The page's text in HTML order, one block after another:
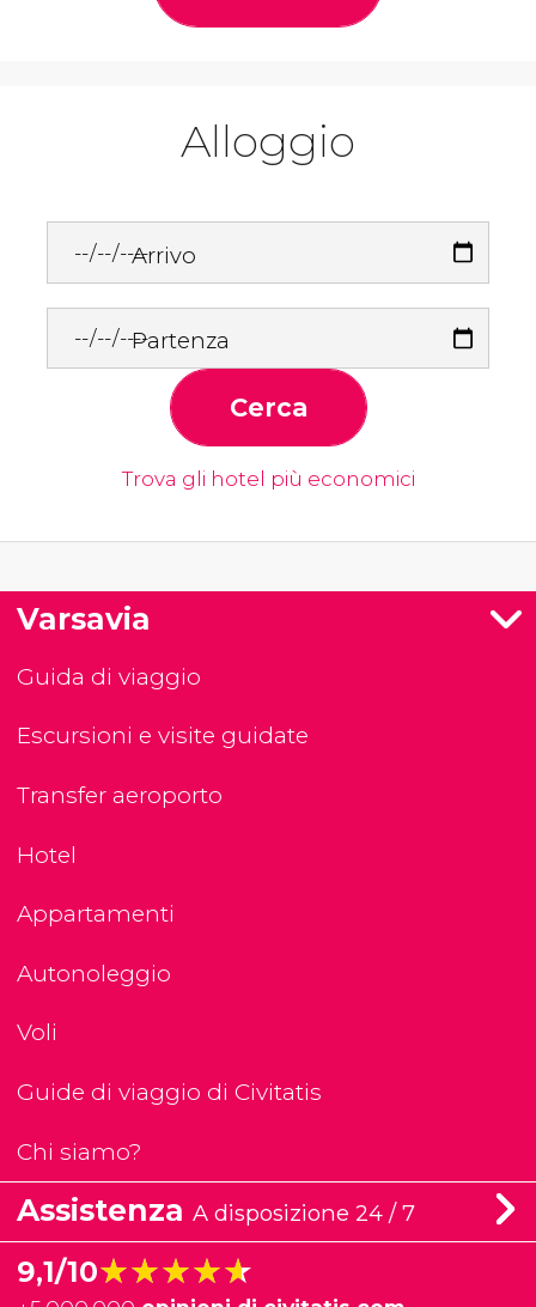
Alloggio
Arrivo
Partenza
Cerca
Trova gli hotel più economici
Varsavia
Guida di viaggio
Escursioni e visite guidate
Transfer aeroporto
Hotel
Appartamenti
Autonoleggio
Voli
Guide di viaggio di Civitatis
Chi siamo?
Assistenza A disposizione 24 / 7
9,1/10★★★★★
★★★★★